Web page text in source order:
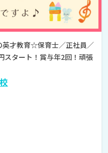
英才教育☆保育士／正社員／
スタート！賞与年2回！頑張